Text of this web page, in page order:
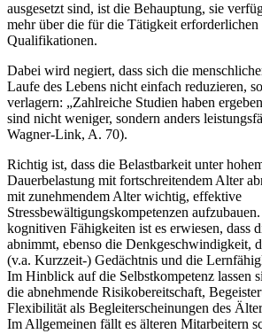
ausgesetzt sind, ist die Behauptung, sie
mehr über die für die Tätigkeit erforderlichen
Qualifikationen.
Dabei wird negiert, dass sich die
Laufe des Lebens nicht einfach reduzieren,
verlagern: „Zahlreiche Studien haben
sind nicht weniger, sondern anders
Wagner-Link, A. 70).
Richtig ist, dass die Belastbarkeit unter
Dauerbelastung mit fortschreitendem Alter
mit zunehmendem Alter wichtig, effektive
Stressbewältigungskompetenzen
kognitiven Fähigkeiten ist es erwiesen, dass
abnimmt, ebenso die Denkgeschwindigkeit,
(v.a. Kurzzeit-) Gedächtnis und die
Im Hinblick auf die Selbstkompetenz lassen
die abnehmende Risikobereitschaft,
Flexibilität als Begleiterscheinungen des
Im Allgemeinen fällt es älteren Mitarbeitern